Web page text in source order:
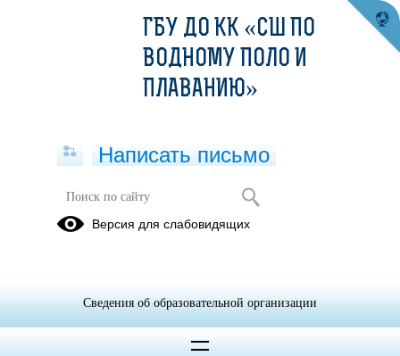
Приглашаем детей 2016-2017 г.
рождения на тестирование
ВНИМАНИЕ !!!
ГБУ ДО КК «СШ ПО
ВОДНОМУ ПОЛО И
ПЛАВАНИЮ»
Написать письмо
Версия для слабовидящих
Сведения об образовательной организации